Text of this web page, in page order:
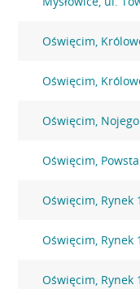
Oświęcim,
Oświęcim,
Oświęcim,
Oświęcim,
Oświęcim, Rynek
Oświęcim, Rynek
Oświęcim, Rynek